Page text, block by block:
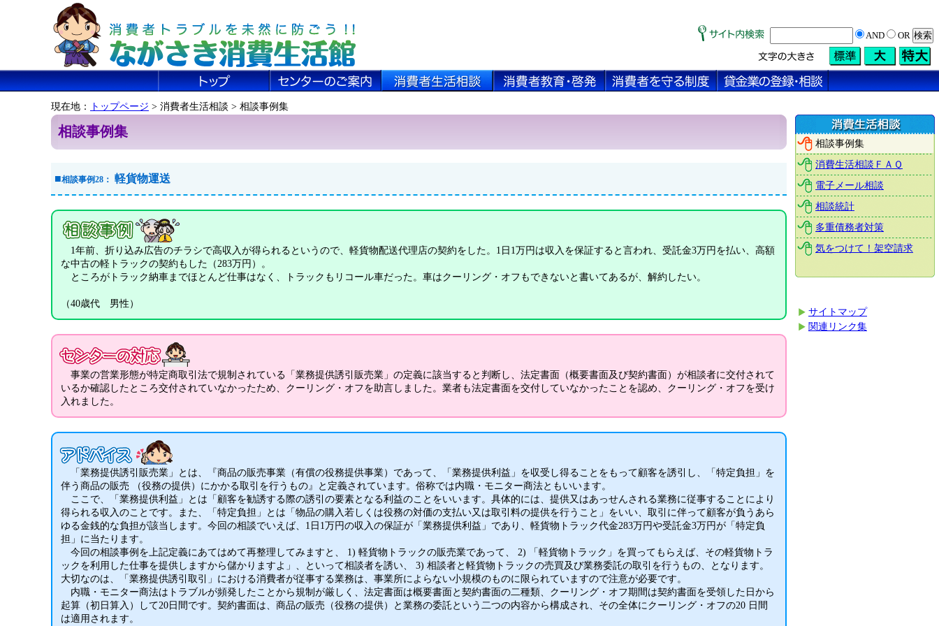
AND OR
現在地： トップページ > 消費者生活相談 > 相談事例集
相談事例集
■相談事例28： 軽貨物運送
1年前、折り込み広告のチラシで高収入が得られるというので、軽貨物配送代理店の契約をした。1日1万円は収入を保証すると言われ、受託金3万円を払い、高額
な中古の軽トラックの契約もした（283万円）。
ところがトラック納車までほとんど仕事はなく、トラックもリコール車だった。車はクーリング・オフもできないと書いてあるが、解約したい。
（40歳代 男性）
事業の営業形態が特定商取引法で規制されている「業務提供誘引販売業」の定義に該当すると判断し、法定書面（概要書面及び契約書面）が相談者に交付されて
いるか確認したところ交付されていなかったため、クーリング・オフを助言しました。業者も法定書面を交付していなかったことを認め、クーリング・オフを受け
入れました。
「業務提供誘引販売業」とは、『商品の販売事業（有償の役務提供事業）であって、「業務提供利益」を収受し得ることをもって顧客を誘引し、「特定負担」を
伴う商品の販売 （役務の提供）にかかる取引を行うもの』と定義されています。俗称では内職・モニター商法ともいいます。
ここで、「業務提供利益」とは「顧客を勧誘する際の誘引の要素となる利益のことをいいます。具体的には、提供又はあっせんされる業務に従事することにより
得られる収入のことです。また、「特定負担」とは「物品の購入若しくは役務の対価の支払い又は取引料の提供を行うこと」をいい、取引に伴って顧客が負うあら
ゆる金銭的な負担が該当します。今回の相談でいえば、1日1万円の収入の保証が「業務提供利益」であり、軽貨物トラック代金283万円や受託金3万円が「特定負
担」に当たります。
今回の相談事例を上記定義にあてはめて再整理してみますと、 1) 軽貨物トラックの販売業であって、 2) 「軽貨物トラック」を買ってもらえば、その軽貨物トラ
ックを利用した仕事を提供しますから儲かりますよ」、といって相談者を誘い、 3) 相談者と軽貨物トラックの売買及び業務委託の取引を行うもの、となります。
大切なのは、「業務提供誘引取引」における消費者が従事する業務は、事業所によらない小規模のものに限られていますので注意が必要です。
内職・モニター商法はトラブルが頻発したことから規制が厳しく、法定書面は概要書面と契約書面の二種類、クーリング・オフ期間は契約書面を受領した日から
起算（初日算入）して20日間です。契約書面は、商品の販売（役務の提供）と業務の委託という二つの内容から構成され、その全体にクーリング・オフの20 日間
は適用されます。
相談事例集
消費生活相談ＦＡＱ
電子メール相談
相談統計
多重債務者対策
気をつけて！架空請求
サイトマップ
関連リンク集